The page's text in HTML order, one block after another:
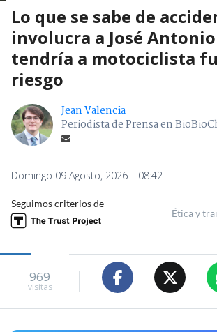
Lo que se sabe de
involucra a José
tendría a motociclista
riesgo
Jean Valencia
Periodista de Prensa en
Domingo 09 Agosto, 2026 | 08:42
Seguimos criterios de
Ética y
969
visitas